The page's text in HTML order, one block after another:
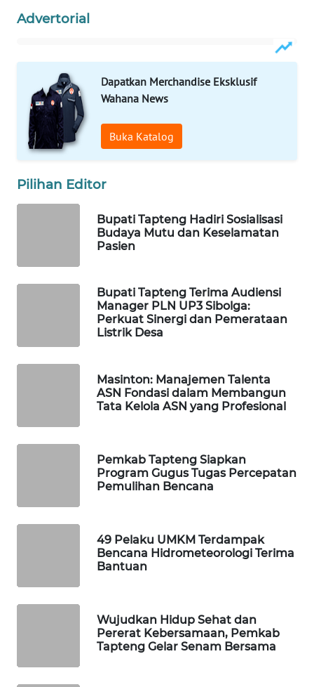
Advertorial
Dapatkan Merchandise Eksklusif
Wahana News
Buka Katalog
Pilihan Editor
Bupati Tapteng Hadiri Sosialisasi
Budaya Mutu dan Keselamatan
Pasien
Bupati Tapteng Terima Audiensi
Manager PLN UP3 Sibolga:
Perkuat Sinergi dan Pemerataan
Listrik Desa
Masinton: Manajemen Talenta
ASN Fondasi dalam Membangun
Tata Kelola ASN yang Profesional
Pemkab Tapteng Siapkan
Program Gugus Tugas Percepatan
Pemulihan Bencana
49 Pelaku UMKM Terdampak
Bencana Hidrometeorologi Terima
Bantuan
Wujudkan Hidup Sehat dan
Pererat Kebersamaan, Pemkab
Tapteng Gelar Senam Bersama
WAHANA
DESA
WISATA
LAPAK
Wahana
LISTRIK
ID
LPKKI